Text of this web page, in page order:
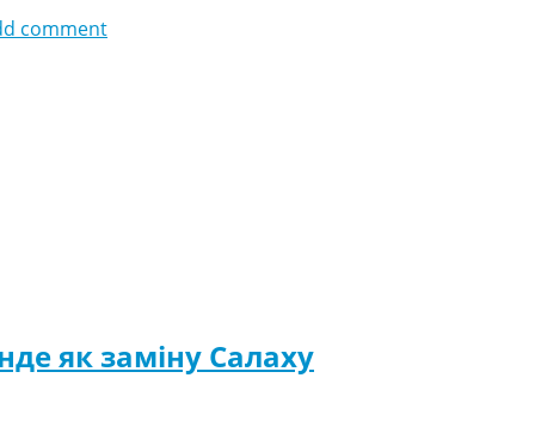
comment
як заміну Салаху